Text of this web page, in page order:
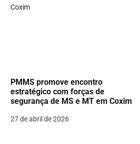
PMMS promove encontro
estratégico com forças de
segurança de MS e MT em Coxim
27 de abril de 2026